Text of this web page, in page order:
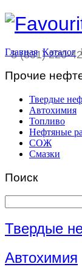
8 (831) 220-
Главная Каталог
Прочие
Твердые
Автохимия
Топливо
Нефтяные
СОЖ
Смазки
Поиск
Твердые
Автохимия